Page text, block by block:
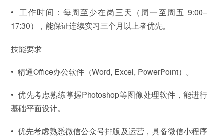
•工作时间：每周至少在岗三天（周一至周五 9:00–
17:30），能保证连续实习三个月以上者优先。
技能要求
•精通Office办公软件（Word, Excel, PowerPoint）。
•优先考虑熟练掌握Photoshop等图像处理软件，能进行
基础平面设计。
• 优先考虑熟悉微信公众号排版及运营，具备微信小程序